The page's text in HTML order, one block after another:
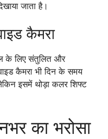
जाता है।
कैमरा
के लिए संतुलित और
कैमरा भी दिन के समय
लेकिन इसमें थोड़ा कलर शिफ्ट
का भरोसा